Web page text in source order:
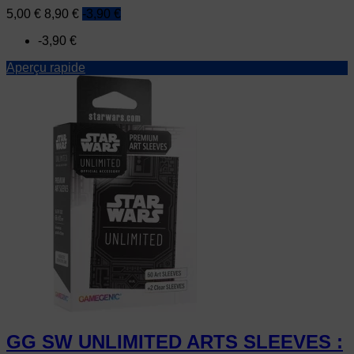
Prix
5,00 € Prix
base
8,90 € -3,90 €
-3,90 €
Aperçu rapide
GG SW UNLIMITED ARTS SLEEVES :